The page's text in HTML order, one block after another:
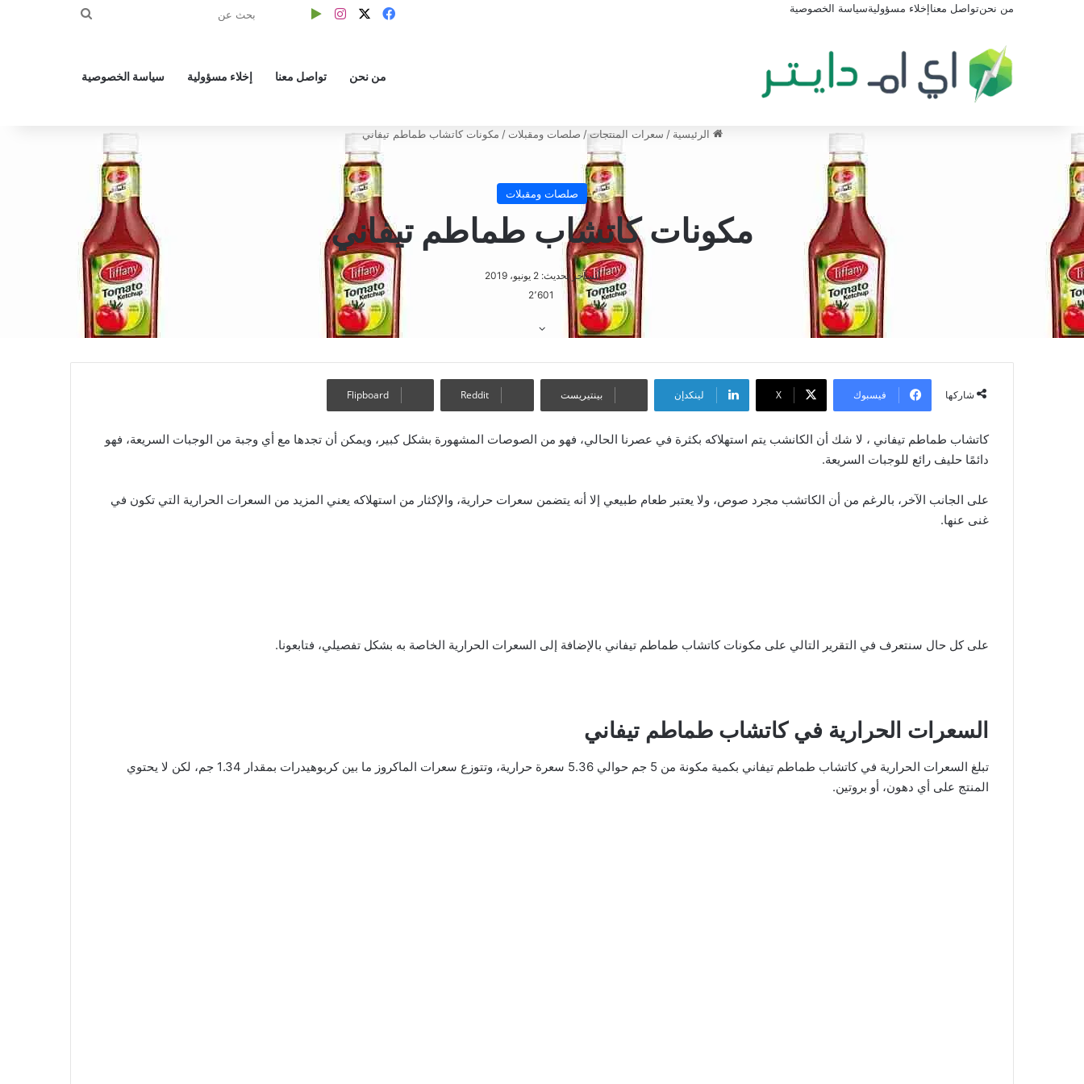
فيسبوك انستقرام الوضع المظلم من نحنتواصل معناإخلاء مسؤوليةسياسة الخصوصية
من نحن تواصل معنا إخلاء مسؤولية سياسة الخصوصية
الرئيسية / سعرات المنتجات/ صلصات ومقبلات / مكونات كاتشاب طماطم تيفاني
صلصات ومقبلات
مكونات كاتشاب طماطم تيفاني
أنسآخر تحديث: 2 يونيو، 2019
شاركها فيسبوك ‫X لينكدإن بينتيريست Flipboard
كاتشاب طماطم تيفاني ، لا شك أن الكانشب يتم استهلاكه بكثرة في عصرنا الحالي، فهو من الصوصات المشهورة بشكل كبير، ويمكن أن تجدها مع أي وجبة من الوجبات السريعة، فهو
دائمًا حليف رائع للوجبات السريعة.
على الجانب الآخر، بالرغم من أن الكاتشب مجرد صوص، ولا يعتبر طعام طبيعي إلا أنه يتضمن سعرات حرارية، والإكثار من استهلاكه يعني المزيد من السعرات الحرارية التي تكون في
غنى عنها.
على كل حال سنتعرف في التقرير التالي على مكونات كاتشاب طماطم تيفاني بالإضافة إلى السعرات الحرارية الخاصة به بشكل تفصيلي، فتابعونا.
السعرات الحرارية في كاتشاب طماطم تيفاني
تبلغ السعرات الحرارية في كاتشاب طماطم تيفاني بكمية مكونة من 5 جم حوالي 5.36 سعرة حرارية، وتتوزع سعرات الماكروز ما بين كربوهيدرات بمقدار 1.34 جم، لكن لا يحتوي
المنتج على أي دهون، أو بروتين.